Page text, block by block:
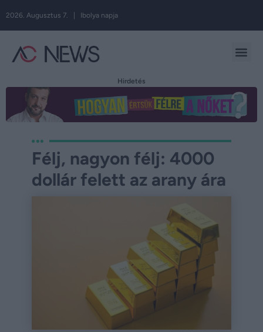
2026. Augusztus 7. | Ibolya napja
Hirdetés
Félj, nagyon félj: 4000
dollár felett az arany ára